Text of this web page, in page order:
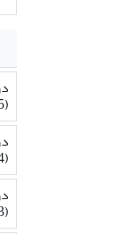
(1405)
(1404)
(1403)